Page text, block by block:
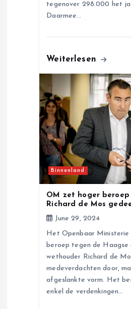
tegenover 298.000 het
Daarmee…
Weiterlesen
Binnenland
OM zet hoger
Richard de Mos
June 29, 2024
Het Openbaar
beroep tegen de Haagse
wethouder Richard de
medeverdachten door,
afgeslankte vorm. Het
enkel de verdenkingen…